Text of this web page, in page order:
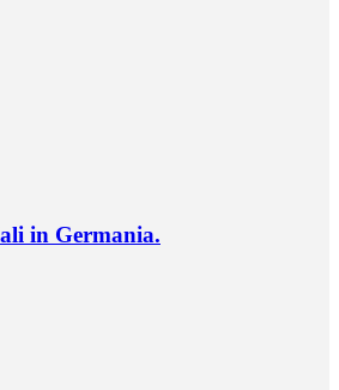
in Germania.